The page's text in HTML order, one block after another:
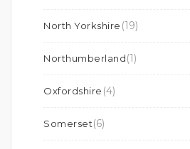
North Yorkshire (19)
Northumberland(1)
Oxfordshire (4)
Somerset(6)